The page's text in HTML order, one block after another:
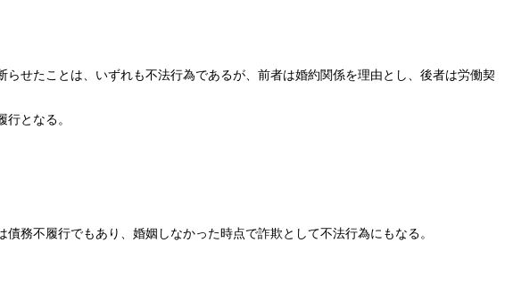
せたことは、いずれも不法行為であるが、前者は婚約関係を理由とし、後者は労働契
となる。
務不履行でもあり、婚姻しなかった時点で詐欺として不法行為にもなる。